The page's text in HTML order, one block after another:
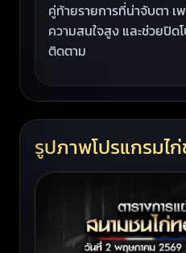
คู่ท้ายรายการที่น่าจับตา เ
ความสนใจสูง และช่วยปิด
ติดตาม
รูปภาพโปรแกรมไ